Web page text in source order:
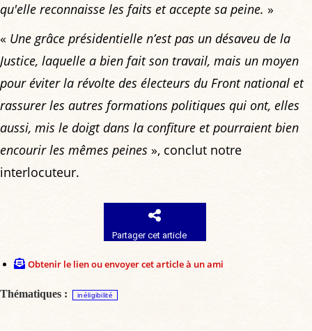
qu'elle reconnaisse les faits et accepte sa peine. »
« Une grâce présidentielle n’est pas un désaveu de la
Justice, laquelle a bien fait son travail, mais un moyen
pour éviter la révolte des électeurs du Front national et
rassurer les autres formations politiques qui ont, elles
aussi, mis le doigt dans la confiture et pourraient bien
encourir les mêmes peines », conclut notre
interlocuteur.
Partager cet article
Obtenir le lien ou envoyer cet article à un ami
Thématiques : inéligibilité